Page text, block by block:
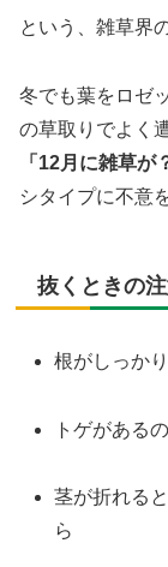
という、雑草界
冬でも葉をロゼ
の草取りでよく
「12月に雑草が
シタイプに不意
抜くときの
根がしっか
トゲがある
茎が折れる
ら